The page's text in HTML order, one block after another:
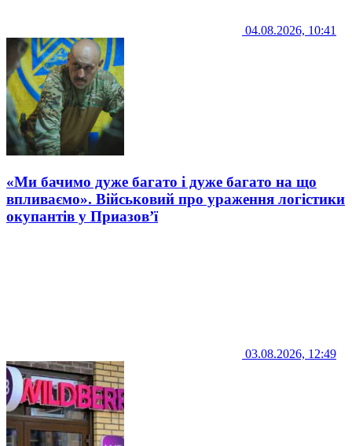
04.08.2026, 10:41
«Ми бачимо дуже багато і дуже багато на що
впливаємо». Військовий про ураження логістики
окупантів у Приазов’ї
03.08.2026, 12:49